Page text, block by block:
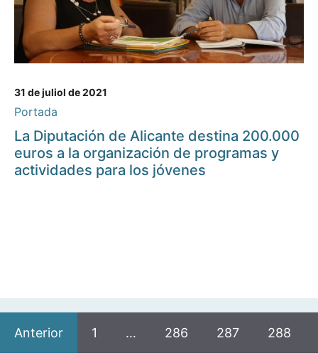
31 de juliol de 2021
Portada
La Diputación de Alicante destina 200.000
euros a la organización de programas y
actividades para los jóvenes
Anterior 1 … 286 287 288